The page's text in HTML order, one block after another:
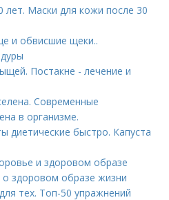
лет. Маски для кожи после 30
и обвисшие щеки..
Постакне - лечение и
Современные
в организме.
диетические быстро. Капуста
и здоровом образе
здоровом образе жизни
тех. Топ-50 упражнений